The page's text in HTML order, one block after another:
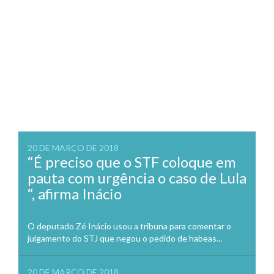
20 DE MARÇO DE 2018
“É preciso que o STF coloque em
pauta com urgência o caso de Lula
“, afirma Inácio
O deputado Zé Inácio usou a tribuna para comentar o
julgamento do STJ que negou o pedido de habeas...